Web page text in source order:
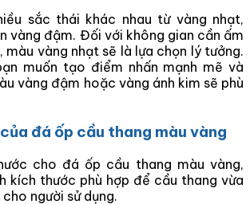
sắc thái khác nhau từ vàng nhạt,
vàng đậm. Đối với không gian cần ấm
màu vàng nhạt sẽ là lựa chọn lý tưởng.
muốn tạo điểm nhấn mạnh mẽ và
vàng đậm hoặc vàng ánh kim sẽ phù
đá ốp cầu thang màu vàng
cho đá ốp cầu thang màu vàng,
kích thước phù hợp để cầu thang vừa
người sử dụng.